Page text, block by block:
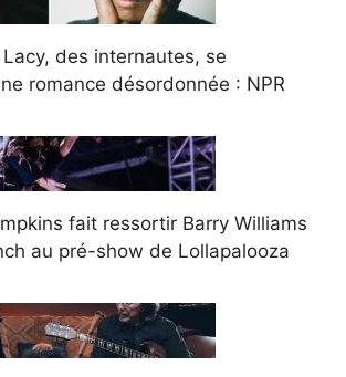
des internautes, se
romance désordonnée : NPR
fait ressortir Barry Williams
au pré-show de Lollapalooza